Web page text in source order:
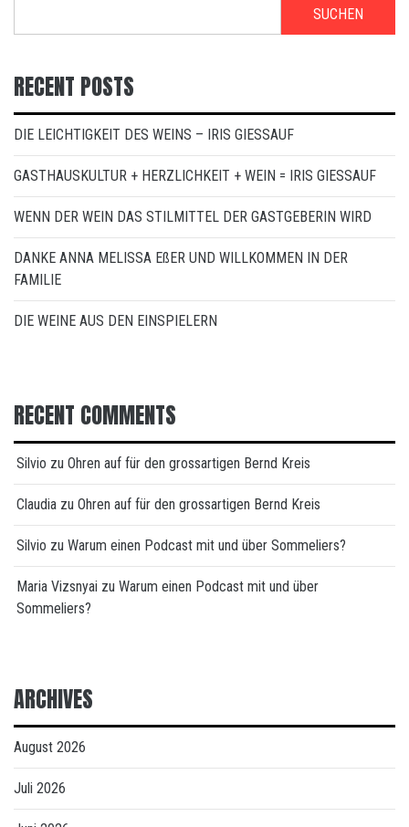
SUCHEN
RECENT POSTS
DIE LEICHTIGKEIT DES WEINS – IRIS GIESSAUF
GASTHAUSKULTUR + HERZLICHKEIT + WEIN = IRIS GIESSAUF
WENN DER WEIN DAS STILMITTEL DER GASTGEBERIN WIRD
DANKE ANNA MELISSA EßER UND WILLKOMMEN IN DER
FAMILIE
DIE WEINE AUS DEN EINSPIELERN
RECENT COMMENTS
Silvio zu Ohren auf für den grossartigen Bernd Kreis
Claudia zu Ohren auf für den grossartigen Bernd Kreis
Silvio zu Warum einen Podcast mit und über Sommeliers?
Maria Vizsnyai zu Warum einen Podcast mit und über
Sommeliers?
ARCHIVES
August 2026
Juli 2026